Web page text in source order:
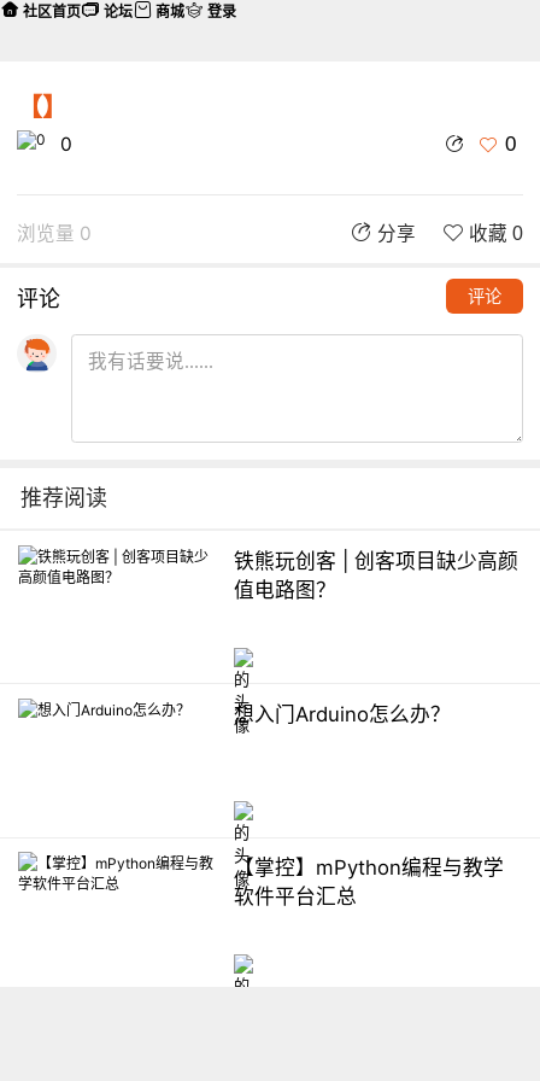
【】
0 0
浏览量 0 分享 收藏 0
评论 评论
推荐阅读
铁熊玩创客 | 创客项目缺少高颜
值电路图？
想入门Arduino怎么办？
【掌控】mPython编程与教学
软件平台汇总
社区首页 论坛 商城 登录